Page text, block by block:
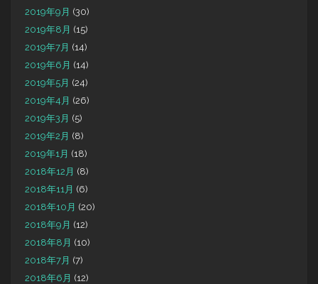
2019年9月 (30)
2019年8月 (15)
2019年7月 (14)
2019年6月 (14)
2019年5月 (24)
2019年4月 (26)
2019年3月 (5)
2019年2月 (8)
2019年1月 (18)
2018年12月 (8)
2018年11月 (6)
2018年10月 (20)
2018年9月 (12)
2018年8月 (10)
2018年7月 (7)
2018年6月 (12)